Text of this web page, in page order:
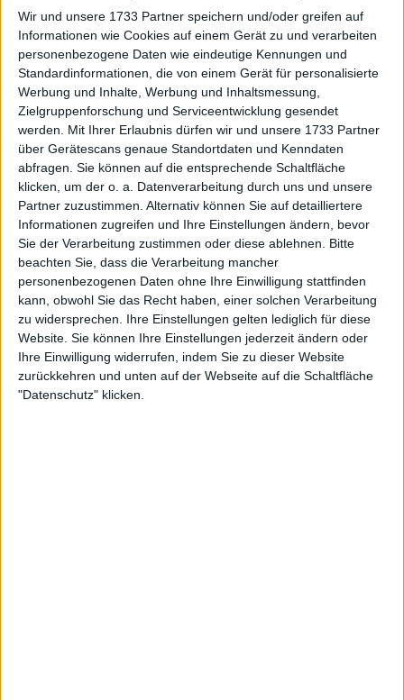
Wir und unsere 1733 Partner speichern und/oder greifen auf
Informationen wie Cookies auf einem Gerät zu und verarbeiten
personenbezogene Daten wie eindeutige Kennungen und
Standardinformationen, die von einem Gerät für personalisierte
Werbung und Inhalte, Werbung und Inhaltsmessung,
Zielgruppenforschung und Serviceentwicklung gesendet
werden.
Mit Ihrer Erlaubnis dürfen wir und unsere 1733 Partner
über Gerätescans genaue Standortdaten und Kenndaten
abfragen. Sie können auf die entsprechende Schaltfläche
klicken, um der o. a. Datenverarbeitung durch uns und unsere
Partner zuzustimmen. Alternativ können Sie auf detailliertere
Informationen zugreifen und Ihre Einstellungen ändern, bevor
Sie der Verarbeitung zustimmen oder diese ablehnen.
Bitte
beachten Sie, dass die Verarbeitung mancher
personenbezogenen Daten ohne Ihre Einwilligung stattfinden
kann, obwohl Sie das Recht haben, einer solchen Verarbeitung
zu widersprechen. Ihre Einstellungen gelten lediglich für diese
Website. Sie können Ihre Einstellungen jederzeit ändern oder
Ihre Einwilligung widerrufen, indem Sie zu dieser Website
zurückkehren und unten auf der Webseite auf die Schaltfläche
"Datenschutz" klicken.